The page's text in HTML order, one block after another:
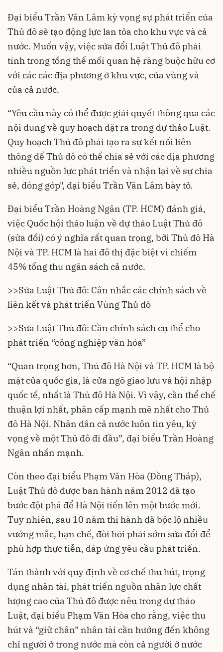
Đại biểu Trần Văn Lâm kỳ vọng sự phát triển của
Thủ đô sẽ tạo động lực lan tỏa cho khu vực và cả
nước. Muốn vậy, việc sửa đổi Luật Thủ đô phải
tính trong tổng thể mối quan hệ ràng buộc hữu cơ
với các các địa phương ở khu vực, của vùng và
của cả nước.
“Yêu cầu này có thể được giải quyết thông qua các
nội dung về quy hoạch đặt ra trong dự thảo Luật.
Quy hoạch Thủ đô phải tạo ra sự kết nối liên
thông để Thủ đô có thể chia sẻ với các địa phương
nhiều nguồn lực phát triển và nhận lại về sự chia
sẻ, đóng góp", đại biểu Trần Văn Lâm bày tỏ.
Đại biểu Trần Hoàng Ngân (TP. HCM) đánh giá,
việc Quốc hội thảo luận về dự thảo Luật Thủ đô
(sửa đổi) có ý nghĩa rất quan trọng, bởi Thủ đô Hà
Nội và TP. HCM là hai đô thị đặc biệt vì chiếm
45% tổng thu ngân sách cả nước.
>>Sửa Luật Thủ đô: Cân nhắc các chính sách về
liên kết và phát triển Vùng Thủ đô
>>Sửa Luật Thủ đô: Cần chính sách cụ thể cho
phát triển “công nghiệp văn hóa”
“Quan trọng hơn, Thủ đô Hà Nội và TP. HCM là bộ
mặt của quốc gia, là cửa ngõ giao lưu và hội nhập
quốc tế, nhất là Thủ đô Hà Nội. Vì vậy, cần thể chế
thuận lợi nhất, phân cấp mạnh mẽ nhất cho Thủ
đô Hà Nội. Nhân dân cả nước luôn tin yêu, kỳ
vọng về một Thủ đô đi đầu”, đại biểu Trần Hoàng
Ngân nhấn mạnh.
Còn theo đại biểu Phạm Văn Hòa (Đồng Tháp),
Luật Thủ đô được ban hành năm 2012 đã tạo
bước đột phá để Hà Nội tiến lên một bước mới.
Tuy nhiên, sau 10 năm thi hành đã bộc lộ nhiều
vướng mắc, hạn chế, đòi hỏi phải sớm sửa đổi để
phù hợp thực tiễn, đáp ứng yêu cầu phát triển.
Tán thành với quy định về cơ chế thu hút, trọng
dụng nhân tài, phát triển nguồn nhân lực chất
lượng cao của Thủ đô được nêu trong dự thảo
Luật, đại biểu Phạm Văn Hòa cho rằng, việc thu
hút và “giữ chân” nhân tài cần hướng đến không
chỉ người ở trong nước mà còn cả người ở nước